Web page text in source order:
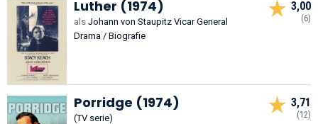
Luther (1974)
als Johann von Staupitz Vicar General
Drama / Biografie
3,00
(6)
Porridge (1974)
(TV serie)
3,71
(12)